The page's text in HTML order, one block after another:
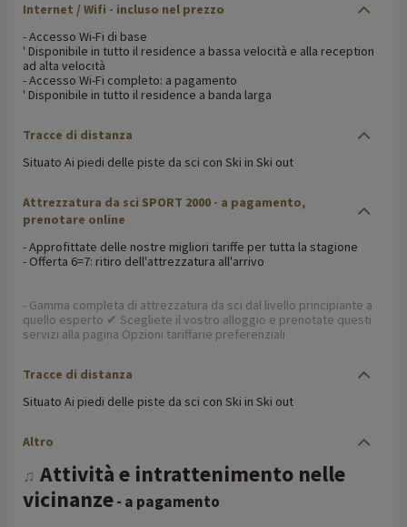
Internet / Wifi - incluso nel prezzo
- Accesso Wi-Fi di base
' Disponibile in tutto il residence a bassa velocità e alla reception
ad alta velocità
- Accesso Wi-Fi completo: a pagamento
' Disponibile in tutto il residence a banda larga
Tracce di distanza
Situato Ai piedi delle piste da sci con Ski in Ski out
Attrezzatura da sci SPORT 2000 - a pagamento,
prenotare online
- Approfittate delle nostre migliori tariffe per tutta la stagione
- Offerta 6=7: ritiro dell'attrezzatura all'arrivo
- Gamma completa di attrezzatura da sci dal livello principiante a
quello esperto ✔ Scegliete il vostro alloggio e prenotate questi
servizi alla pagina Opzioni tariffarie preferenziali
Tracce di distanza
Situato Ai piedi delle piste da sci con Ski in Ski out
Altro
♫ Attività e intrattenimento nelle
vicinanze- a pagamento